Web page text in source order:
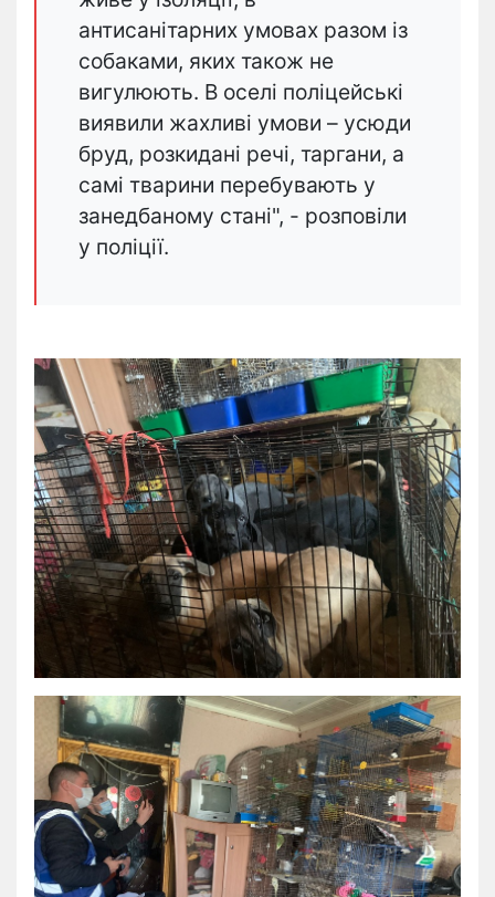
антисанітарних умовах разом із
собаками, яких також не
вигулюють. В оселі поліцейські
виявили жахливі умови – усюди
бруд, розкидані речі, таргани, а
самі тварини перебувають у
занедбаному стані", - розповіли
у поліції.